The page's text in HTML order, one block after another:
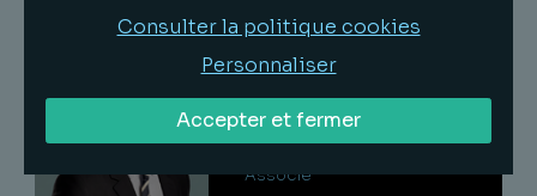
Pierre-
Emmanuel
Scherrer
Associé
Consulter la politique cookies
Personnaliser
Accepter et fermer